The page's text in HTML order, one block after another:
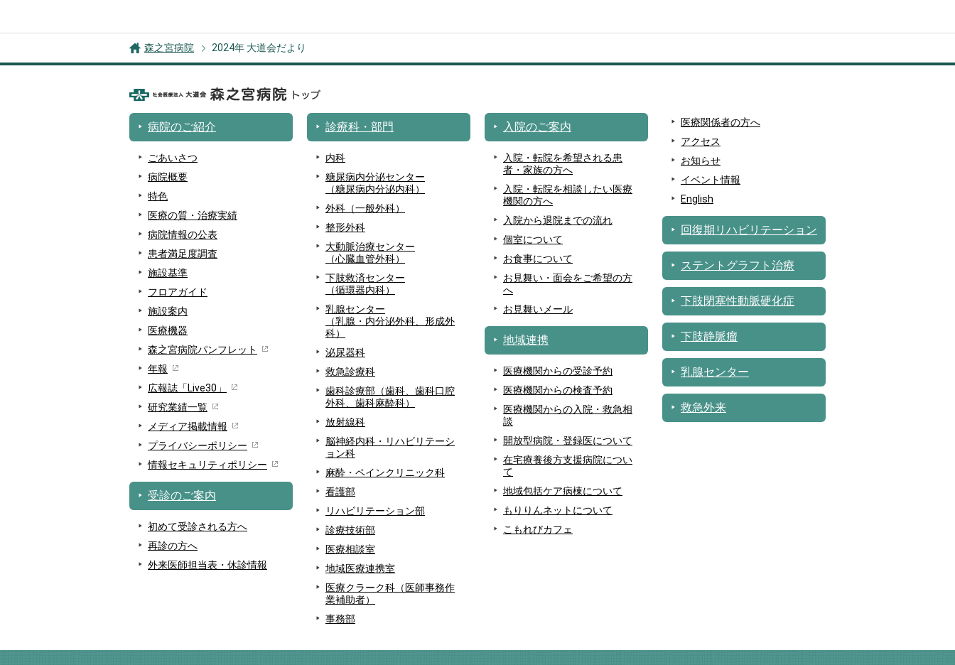
森之宮病院 2024年 大道会だより
病院のご紹介
ごあいさつ
病院概要
特色
医療の質・治療実績
病院情報の公表
患者満足度調査
施設基準
フロアガイド
施設案内
医療機器
森之宮病院パンフレット
年報
広報誌「Live30」
研究業績一覧
メディア掲載情報
プライバシーポリシー
情報セキュリティポリシー
受診のご案内
初めて受診される方へ
再診の方へ
外来医師担当表・休診情報
診療科・部門
内科
糖尿病内分泌センター
（糖尿病内分泌内科）
外科（一般外科）
整形外科
大動脈治療センター
（心臓血管外科）
下肢救済センター
（循環器内科）
乳腺センター
（乳腺・内分泌外科、形成外
科）
泌尿器科
救急診療科
歯科診療部（歯科、歯科口腔
外科、歯科麻酔科）
放射線科
脳神経内科・リハビリテーシ
ョン科
麻酔・ペインクリニック科
看護部
リハビリテーション部
診療技術部
医療相談室
地域医療連携室
医療クラーク科（医師事務作
業補助者）
事務部
入院のご案内
入院・転院を希望される患
者・家族の方へ
入院・転院を相談したい医療
機関の方へ
入院から退院までの流れ
個室について
お食事について
お見舞い・面会をご希望の方
へ
お見舞いメール
地域連携
医療機関からの受診予約
医療機関からの検査予約
医療機関からの入院・救急相
談
開放型病院・登録医について
在宅療養後方支援病院につい
て
地域包括ケア病棟について
もりりんネットについて
こもれびカフェ
医療関係者の方へ
アクセス
お知らせ
イベント情報
English
回復期リハビリテーション
ステントグラフト治療
下肢閉塞性動脈硬化症
下肢静脈瘤
乳腺センター
救急外来